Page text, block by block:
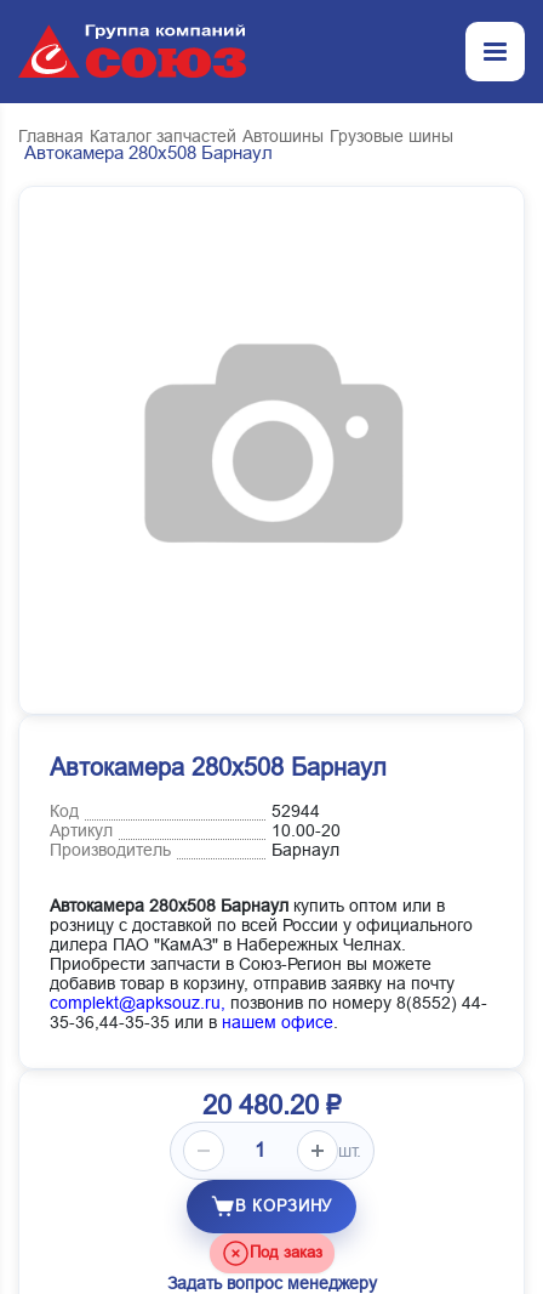
Главная Каталог запчастей Автошины Грузовые шины
Автокамера 280х508 Барнаул
Автокамера 280х508 Барнаул
Код
52944
Артикул
10.00-20
Производитель
Барнаул
Автокамера 280х508 Барнаул купить оптом или в
розницу с доставкой по всей России у официального
дилера ПАО "КамАЗ" в Набережных Челнах.
Приобрести запчасти в Союз-Регион вы можете
добавив товар в корзину, отправив заявку на почту
complekt@apksouz.ru,
позвонив по номеру 8(8552) 44-
35-36,44-35-35 или в нашем офисе
20 480.20 ₽
шт.
В КОРЗИНУ
Под заказ
Задать вопрос менеджеру